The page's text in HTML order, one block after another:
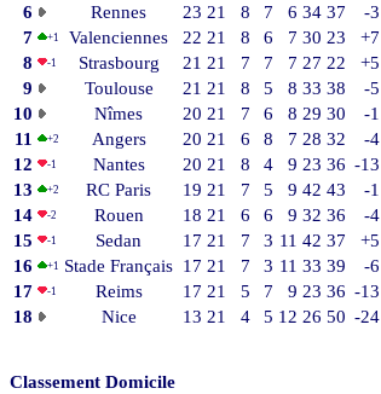
6
Rennes 23 21 8 7 6 34 37
-3
7
+1 Valenciennes 22 21 8 6 7 30 23
+7
8
-1 Strasbourg 21 21 7 7 7 27 22
+5
9
Toulouse 21 21 8 5 8 33 38
-5
10
Nîmes 20 21 7 6 8 29 30
-1
11
+2 Angers 20 21 6 8 7 28 32
-4
12
-1 Nantes 20 21 8 4 9 23 36 -13
13
+2 RC Paris 19 21 7 5 9 42 43
-1
14
-2 Rouen 18 21 6 6 9 32 36
-4
15
-1 Sedan 17 21 7 3 11 42 37
+5
16
+1 Stade Français 17 21 7 3 11 33 39
-6
17
-1 Reims 17 21 5 7 9 23 36 -13
18
Nice 13 21 4 5 12 26 50 -24
Classement Domicile